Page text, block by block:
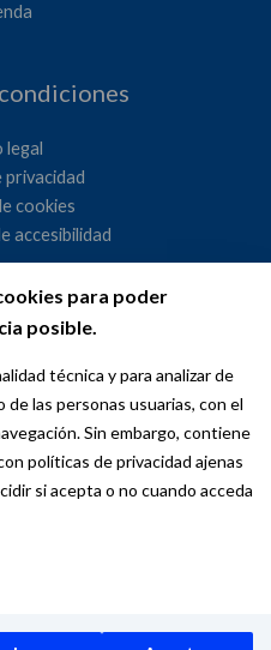
para poder
posible.
técnica y para analizar de
las personas usuarias, con el
Sin embargo, contiene
políticas de privacidad ajenas
si acepta o no cuando acceda
legal
privacidad
cookies
accesibilidad
de Madrid
Ayuntamiento de Madrid
y la actividad
del Alcalde.